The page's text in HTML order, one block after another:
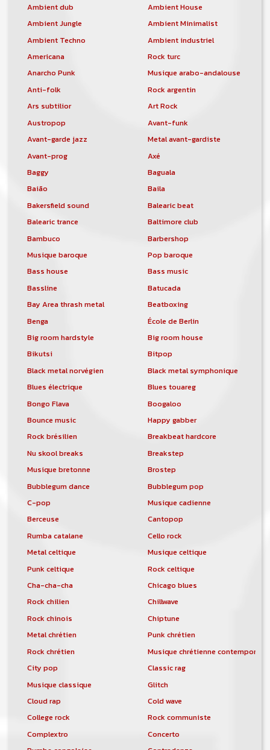
Ambient dub
Ambient House
Ambient Jungle
Ambient Minimalist
Ambient Techno
Ambient industriel
Americana
Rock turc
Anarcho Punk
Musique arabo-andalouse
Anti-folk
Rock argentin
Ars subtilior
Art Rock
Austropop
Avant-funk
Avant-garde jazz
Metal avant-gardiste
Avant-prog
Axé
Baggy
Baguala
Baião
Baila
Bakersfield sound
Balearic beat
Balearic trance
Baltimore club
Bambuco
Barbershop
Musique baroque
Pop baroque
Bass house
Bass music
Bassline
Batucada
Bay Area thrash metal
Beatboxing
Benga
École de Berlin
Big room hardstyle
Big room house
Bikutsi
Bitpop
Black metal norvégien
Black metal symphonique
Blues électrique
Blues touareg
Bongo Flava
Boogaloo
Bounce music
Happy gabber
Rock brésilien
Breakbeat hardcore
Nu skool breaks
Breakstep
Musique bretonne
Brostep
Bubblegum dance
Bubblegum pop
C-pop
Musique cadienne
Berceuse
Cantopop
Rumba catalane
Cello rock
Metal celtique
Musique celtique
Punk celtique
Rock celtique
Cha-cha-cha
Chicago blues
Rock chilien
Chillwave
Rock chinois
Chiptune
Metal chrétien
Punk chrétien
Rock chrétien
Musique chrétienne
City pop
Classic rag
Musique classique
Glitch
Cloud rap
Cold wave
College rock
Rock communiste
Complextro
Concerto